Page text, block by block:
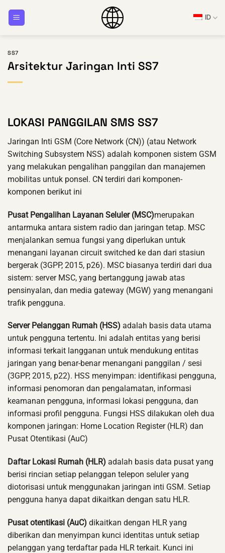
ID
SS7
Arsitektur Jaringan Inti SS7
LOKASI PANGGILAN SMS SS7
Jaringan Inti GSM (Core Network (CN)) (atau Network
Switching Subsystem NSS) adalah komponen sistem GSM
yang melakukan pengalihan panggilan dan manajemen
mobilitas untuk ponsel. CN terdiri dari komponen-
komponen berikut ini
Pusat Pengalihan Layanan Seluler (MSC)merupakan
antarmuka antara sistem radio dan jaringan tetap. MSC
menjalankan semua fungsi yang diperlukan untuk
menangani layanan circuit switched ke dan dari stasiun
bergerak (3GPP, 2015, p26). MSC biasanya terdiri dari dua
sistem: server MSC, yang bertanggung jawab atas
pensinyalan, dan media gateway (MGW) yang menangani
trafik pengguna.
Server Pelanggan Rumah (HSS) adalah basis data utama
untuk pengguna tertentu. Ini adalah entitas yang berisi
informasi terkait langganan untuk mendukung entitas
jaringan yang benar-benar menangani panggilan / sesi
(3GPP, 2015, p22). HSS menyimpan: identifikasi pengguna,
informasi penomoran dan pengalamatan, informasi
keamanan pengguna, informasi lokasi pengguna, dan
informasi profil pengguna. Fungsi HSS dilakukan oleh dua
komponen jaringan: Home Location Register (HLR) dan
Pusat Otentikasi (AuC)
Daftar Lokasi Rumah (HLR) adalah basis data pusat yang
berisi rincian setiap pelanggan telepon seluler yang
diotorisasi untuk menggunakan jaringan inti GSM. Setiap
pengguna hanya dapat dikaitkan dengan satu HLR.
Pusat otentikasi (AuC) dikaitkan dengan HLR yang
diberikan dan menyimpan kunci identitas untuk setiap
pelanggan yang terdaftar pada HLR terkait. Kunci ini